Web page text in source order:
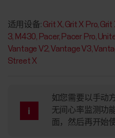
适用设备: Grit X Grit X Pro Grit
3 M430 Pacer Pacer Pro
Vantage V2 Vantage V3
Street X
如您需要以手动
无间心率监测功
面，然后再开始